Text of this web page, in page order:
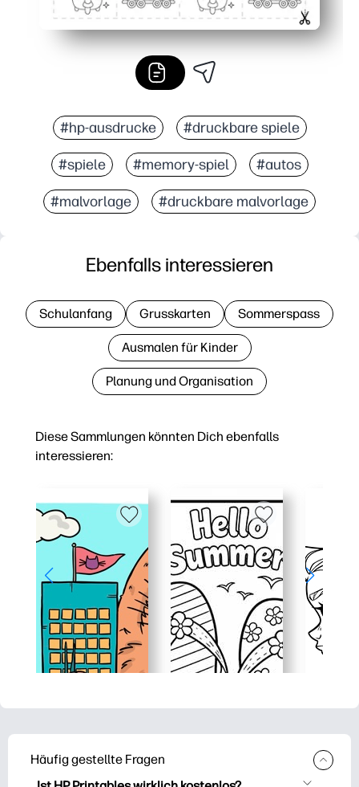
#hp-ausdrucke #druckbare spiele
#spiele #memory-spiel #autos
#malvorlage #druckbare malvorlage
Diese Sammlungen könnten Dich ebenfalls
interessieren:
Ebenfalls interessieren
Schulanfang Grusskarten Sommerspass
Ausmalen für Kinder
Planung und Organisation
Häufig gestellte Fragen